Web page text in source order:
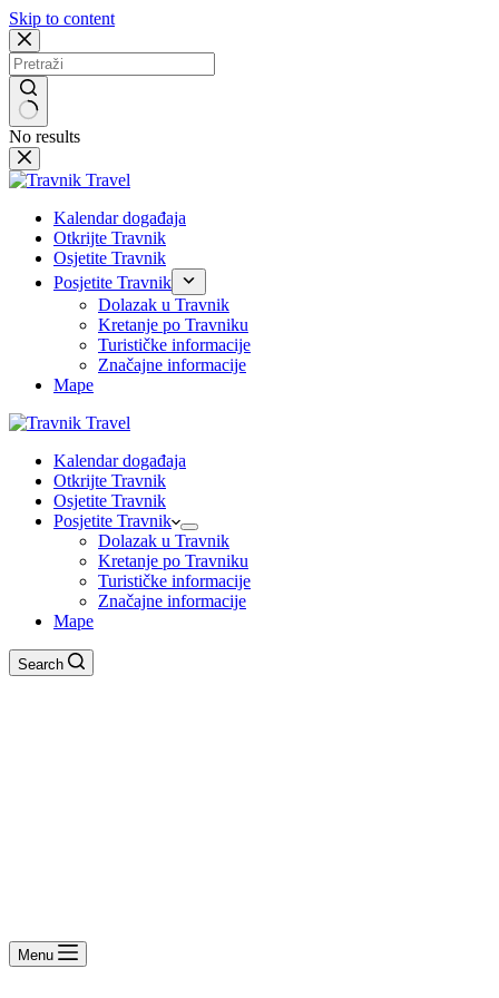
Skip to content
No results
Kalendar događaja
Otkrijte Travnik
Osjetite Travnik
Posjetite Travnik
Dolazak u Travnik
Kretanje po Travniku
Turističke informacije
Značajne informacije
Mape
Kalendar događaja
Otkrijte Travnik
Osjetite Travnik
Posjetite Travnik
Dolazak u Travnik
Kretanje po Travniku
Turističke informacije
Značajne informacije
Mape
Search
Menu